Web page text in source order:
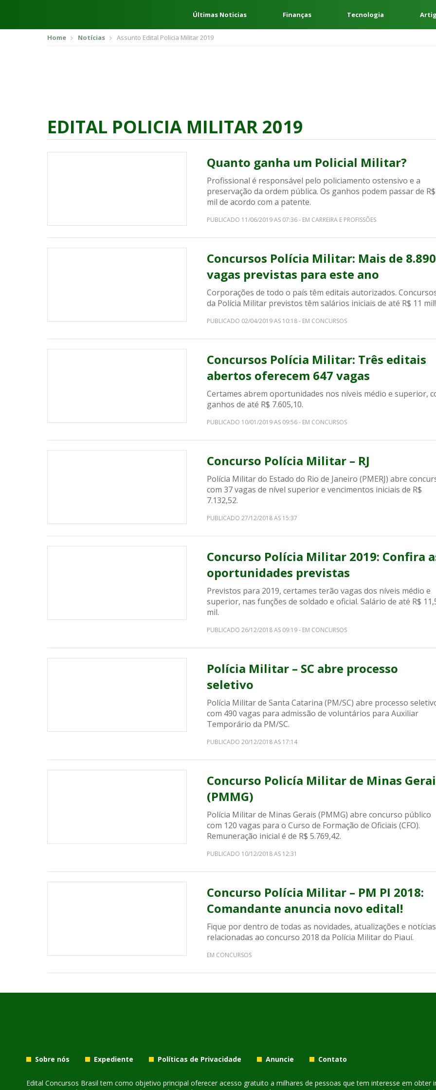
Últimas Noticias Finanças Tecnologia
Home Notícias Assunto Edital Policia Militar 2019
EDITAL POLICIA MILITAR 2019
Quanto ganha um Policial Militar?
Profissional é responsável pelo policiamento ostensivo e a
preservação da ordem pública. Os ganhos podem passar de
mil de acordo com a patente.
PUBLICADO 11/06/2019 AS 07:36 - EM CARREIRA E PROFISSÕES
Concursos Polícia Militar: Mais de 8.890
vagas previstas para este ano
Corporações de todo o país têm editais autorizados.
da Polícia Militar previstos têm salários iniciais de até R$ 11 mil!
PUBLICADO 02/04/2019 AS 10:18 - EM CONCURSOS
Concursos Polícia Militar: Três editais
abertos oferecem 647 vagas
Certames abrem oportunidades nos níveis médio e superior,
ganhos de até R$ 7.605,10.
PUBLICADO 10/01/2019 AS 09:56 - EM CONCURSOS
Concurso Polícia Militar – RJ
Polícia Militar do Estado do Rio de Janeiro (PMERJ) abre
com 37 vagas de nível superior e vencimentos iniciais de R$
7.132,52.
PUBLICADO 27/12/2018 AS 15:37
Concurso Polícia Militar 2019: Confira
oportunidades previstas
Previstos para 2019, certames terão vagas dos níveis médio e
superior, nas funções de soldado e oficial. Salário de até R$
mil.
PUBLICADO 26/12/2018 AS 09:19 - EM CONCURSOS
Polícia Militar – SC abre processo
seletivo
Polícia Militar de Santa Catarina (PM/SC) abre processo
com 490 vagas para admissão de voluntários para Auxiliar
Temporário da PM/SC.
PUBLICADO 20/12/2018 AS 17:14
Concurso Policía Militar de Minas
(PMMG)
Polícia Militar de Minas Gerais (PMMG) abre concurso público
com 120 vagas para o Curso de Formação de Oficiais (CFO).
Remuneração inicial é de R$ 5.769,42.
PUBLICADO 10/12/2018 AS 12:31
Concurso Polícia Militar – PM PI 2018:
Comandante anuncia novo edital!
Fique por dentro de todas as novidades, atualizações e notícias
relacionadas ao concurso 2018 da Polícia Militar do Piauí.
EM CONCURSOS
Sobre nós Expediente Políticas de Privacidade Anuncie Contato
Edital Concursos Brasil tem como objetivo principal oferecer acesso gratuito a milhares de pessoas que tem interesse em